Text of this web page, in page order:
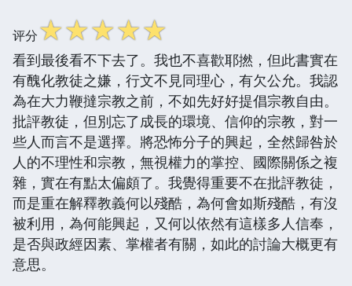
评分☆☆☆☆☆
看到最後看不下去了。我也不喜歡耶撚，但此書實在
有醜化教徒之嫌，行文不見同理心，有欠公允。我認
為在大力鞭撻宗教之前，不如先好好提倡宗教自由。
批評教徒，但別忘了成長的環境、信仰的宗教，對一
些人而言不是選擇。將恐怖分子的興起，全然歸咎於
人的不理性和宗教，無視權力的掌控、國際關係之複
雜，實在有點太偏頗了。我覺得重要不在批評教徒，
而是重在解釋教義何以殘酷，為何會如斯殘酷，有沒
被利用，為何能興起，又何以依然有這樣多人信奉，
是否與政經因素、掌權者有關，如此的討論大概更有
意思。